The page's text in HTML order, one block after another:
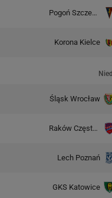
Pogoń Szczecin
Korona Kielce
Śląsk Wrocław
Raków Częstochowa
Lech Poznań
GKS Katowice